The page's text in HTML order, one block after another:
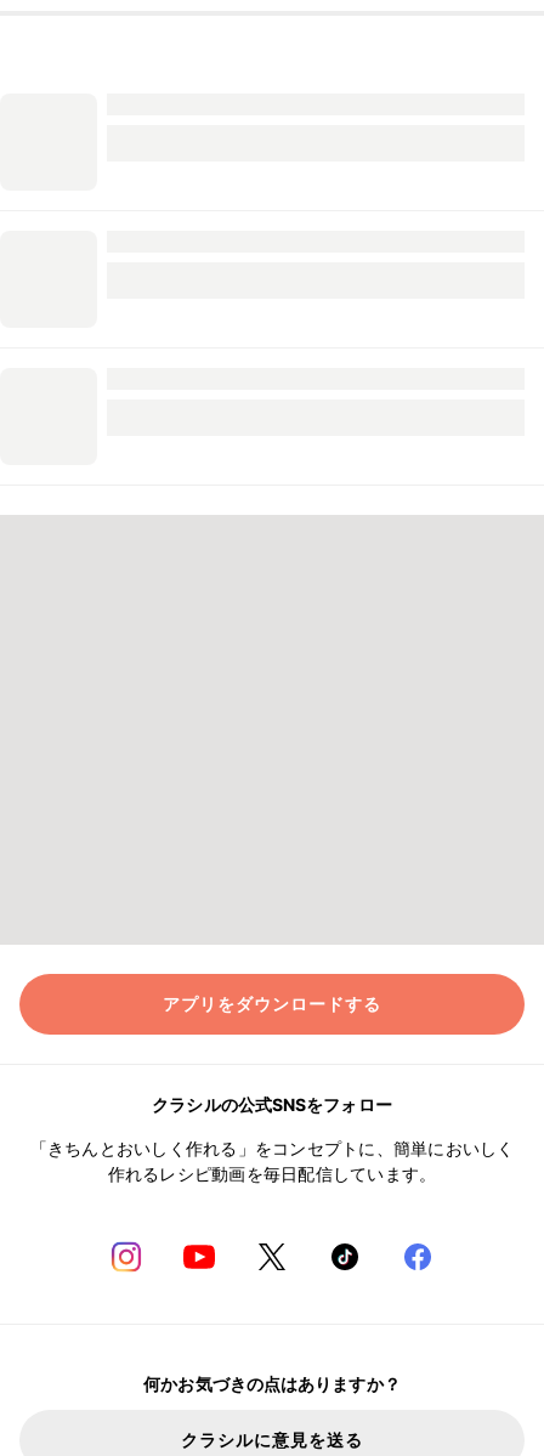
アプリをダウンロードする
クラシルの公式SNSをフォロー
「きちんとおいしく作れる」をコンセプトに、簡単においしく
作れるレシピ動画を毎日配信しています。
何かお気づきの点はありますか？
クラシルに意見を送る